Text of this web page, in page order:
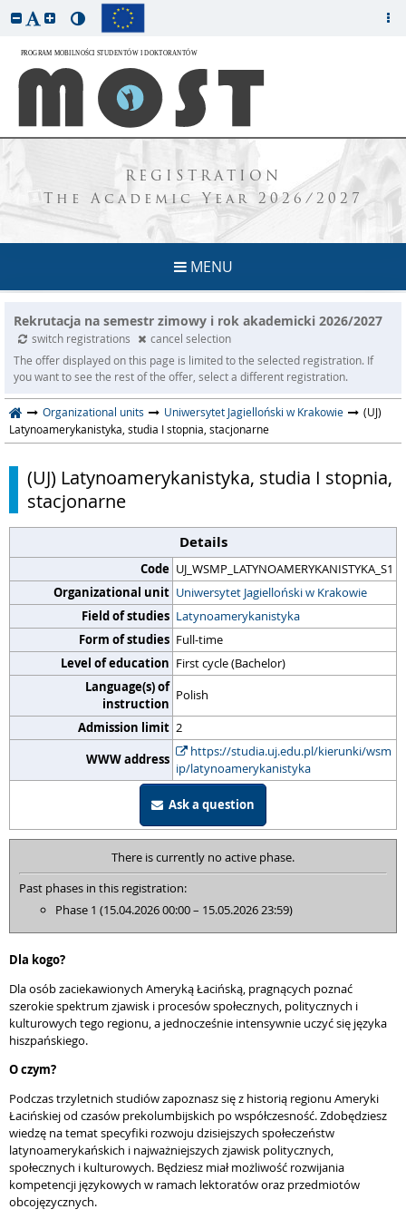
REGISTRATION
The Academic Year 2026/2027
MENU
Rekrutacja na semestr zimowy i rok akademicki 2026/2027
switch registrations
cancel selection
The offer displayed on this page is limited to the selected registration. If
you want to see the rest of the offer, select a different registration.
Organizational units Uniwersytet Jagielloński w Krakowie
(UJ)
Latynoamerykanistyka, studia I stopnia, stacjonarne
(UJ) Latynoamerykanistyka, studia I stopnia,
stacjonarne
Details
Code UJ_WSMP_LATYNOAMERYKANISTYKA_S1
Organizational unit Uniwersytet Jagielloński w Krakowie
Field of studies Latynoamerykanistyka
Form of studies Full-time
Level of education First cycle (Bachelor)
Language(s) of
instruction
Polish
Admission limit 2
WWW address
https://studia.uj.edu.pl/kierunki/wsm
ip/latynoamerykanistyka
Ask a question
There is currently no active phase.
Past phases in this registration:
Phase 1 (15.04.2026 00:00 – 15.05.2026 23:59)
Dla kogo?
Dla osób zaciekawionych Ameryką Łacińską, pragnących poznać
szerokie spektrum zjawisk i procesów społecznych, politycznych i
kulturowych tego regionu, a jednocześnie intensywnie uczyć się języka
hiszpańskiego.
O czym?
Podczas trzyletnich studiów zapoznasz się z historią regionu Ameryki
Łacińskiej od czasów prekolumbijskich po współczesność. Zdobędziesz
wiedzę na temat specyfiki rozwoju dzisiejszych społeczeństw
latynoamerykańskich i najważniejszych zjawisk politycznych,
społecznych i kulturowych. Będziesz miał możliwość rozwijania
kompetencji językowych w ramach lektoratów oraz przedmiotów
obcojęzycznych.